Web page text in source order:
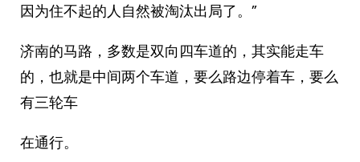
因为住不起的人自然被淘汰出局了。”
济南的马路，多数是双向四车道的，其实能走车
的，也就是中间两个车道，要么路边停着车，要么
有三轮车
在通行。